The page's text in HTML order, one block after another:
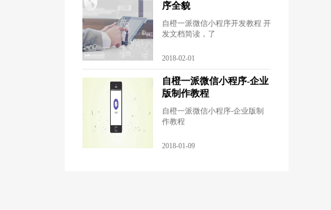
序全貌
自橙一派微信小程序开发教程 开
发文档简读，了
2018-02-01
自橙一派微信小程序-企业
版制作教程
自橙一派微信小程序-企业版制
作教程
2018-01-09